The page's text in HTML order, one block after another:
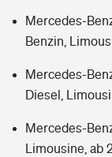
Mercedes-
Benzin,
Mercedes-
Diesel,
Mercedes-
Limousine, ab